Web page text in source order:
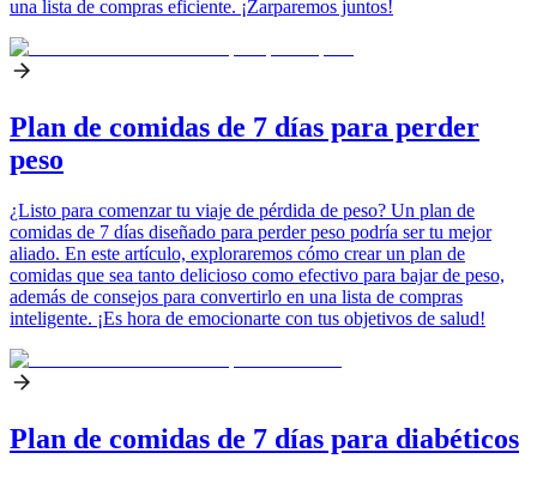
una lista de compras eficiente. ¡Zarparemos juntos!
Plan de comidas de 7 días para perder
peso
¿Listo para comenzar tu viaje de pérdida de peso? Un plan de
comidas de 7 días diseñado para perder peso podría ser tu mejor
aliado. En este artículo, exploraremos cómo crear un plan de
comidas que sea tanto delicioso como efectivo para bajar de peso,
además de consejos para convertirlo en una lista de compras
inteligente. ¡Es hora de emocionarte con tus objetivos de salud!
Plan de comidas de 7 días para diabéticos